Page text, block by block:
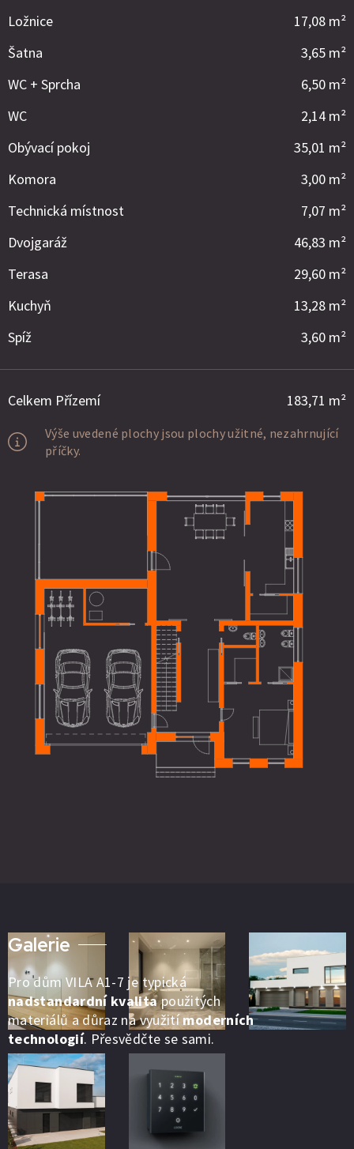
Ložnice
17,08 m²
Šatna
3,65 m²
WC + Sprcha
6,50 m²
WC
2,14 m²
Obývací pokoj
35,01 m²
Komora
3,00 m²
Technická místnost
7,07 m²
Dvojgaráž
46,83 m²
Terasa
29,60 m²
Kuchyň
13,28 m²
Spíž
3,60 m²
Celkem Přízemí 183,71 m²
Výše uvedené plochy jsou plochy užitné, nezahrnující
příčky.
Galerie
Pro dům VILA A1-7 je typická
nadstandardní kvalitapoužitých
materiálů a důraz na využitímoderních
technologií. Přesvědčte se sami.